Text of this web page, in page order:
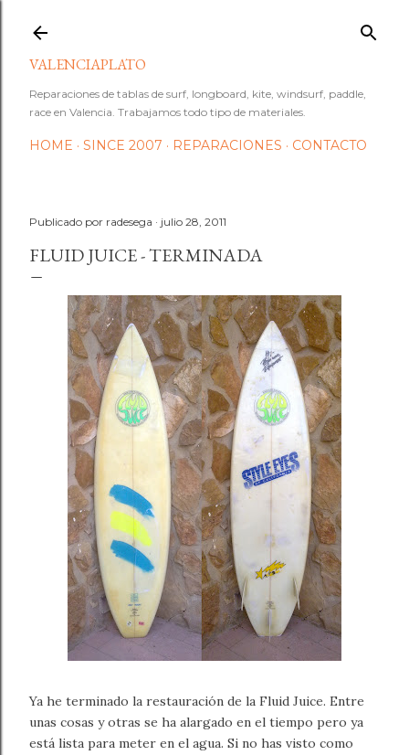
VALENCIAPLATO
Reparaciones de tablas de surf, longboard, kite, windsurf, paddle,
race en Valencia. Trabajamos todo tipo de materiales.
HOME SINCE 2007 REPARACIONES CONTACTO
Publicado por radesega julio 28, 2011
FLUID JUICE - TERMINADA
Ya he terminado la restauración de la Fluid Juice. Entre
unas cosas y otras se ha alargado en el tiempo pero ya
está lista para meter en el agua. Si no has visto como